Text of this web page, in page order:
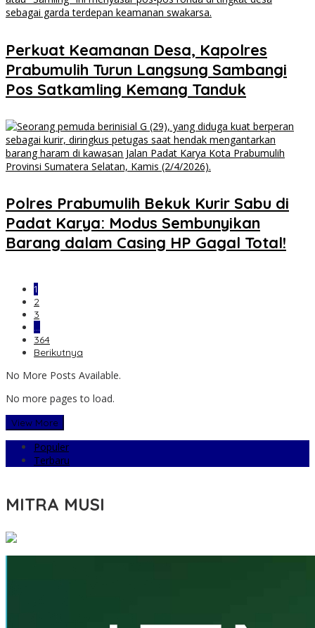
Perkuat Keamanan Desa, Kapolres
Prabumulih Turun Langsung Sambangi
Pos Satkamling Kemang Tanduk
Polres Prabumulih Bekuk Kurir Sabu di
Padat Karya: Modus Sembunyikan
Barang dalam Casing HP Gagal Total!
1
2
3
…
364
Berikutnya
No More Posts Available.
No more pages to load.
View More
Populer
Terbaru
MITRA MUSI